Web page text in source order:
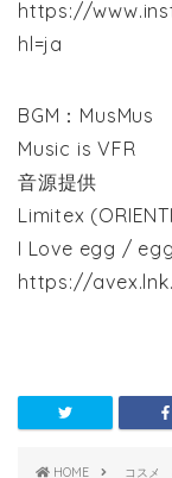
https://
hl=ja
BGM：MusMus
Music is VFR
音源提供
Limitex
I Love egg /
https://
HOME コスメ